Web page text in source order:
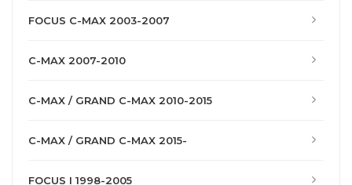
FOCUS C-MAX 2003-2007
C-MAX 2007-2010
C-MAX / GRAND C-MAX 2010-2015
C-MAX / GRAND C-MAX 2015-
FOCUS I 1998-2005